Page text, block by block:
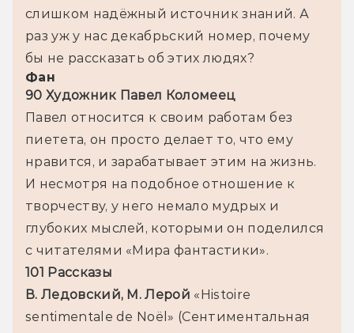
слишком надёжный источник знаний. А
раз уж у нас декабрьский номер, почему
бы не рассказать об этих людях?
Фан
90 Художник Павел Коломеец
Павел относится к своим работам без
пиетета, он просто делает то, что ему
нравится, и зарабатывает этим на жизнь.
И несмотря на подобное отношение к
творчеству, у него немало мудрых и
глубоких мыслей, которыми он поделился
с читателями «Мира фантастики».
101 Рассказы
В. Ледовский, М. Лерой «Histoire
sentimentale de Noël» (Сентиментальная